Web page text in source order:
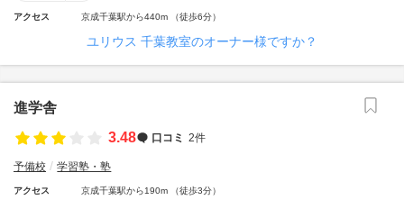
アクセス 京成千葉駅から440m （徒歩6分）
ユリウス 千葉教室のオーナー様ですか？
進学舎
3.48
口コミ 2件
予備校 学習塾・塾
アクセス 京成千葉駅から190m （徒歩3分）